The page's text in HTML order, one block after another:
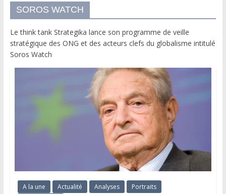
SOROS WATCH
Le think tank Strategika lance son programme de veille
stratégique des ONG et des acteurs clefs du globalisme intitulé
Soros Watch
A la une Actualité Analyses
Portraits